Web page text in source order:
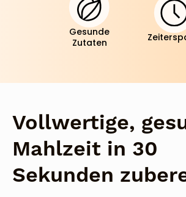
Gesunde
Zutaten
Vollwertige,
Mahlzeit in 30
Sekunden